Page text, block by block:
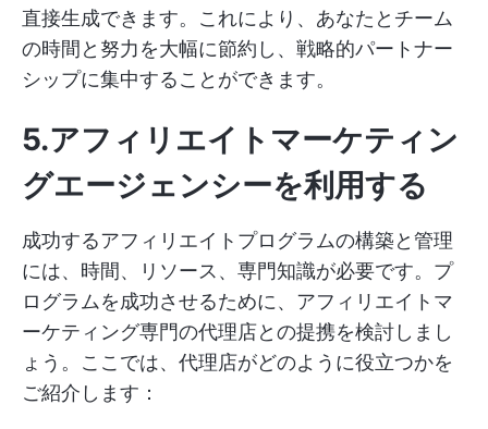
直接生成できます。これにより、あなたとチーム
の時間と努力を大幅に節約し、戦略的パートナー
シップに集中することができます。
5.アフィリエイトマーケティン
グエージェンシーを利用する
成功するアフィリエイトプログラムの構築と管理
には、時間、リソース、専門知識が必要です。プ
ログラムを成功させるために、アフィリエイトマ
ーケティング専門の代理店との提携を検討しまし
ょう。ここでは、代理店がどのように役立つかを
ご紹介します：